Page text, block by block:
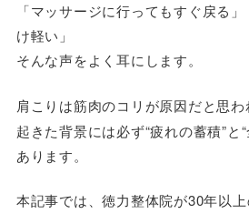
「マッサージに行ってもすぐ戻る
け軽い」
そんな声をよく耳にします。
肩こりは筋肉のコリが原因だと思わ
起きた背景には必ず“疲れの蓄積”と
あります。
本記事では、徳力整体院が30年以